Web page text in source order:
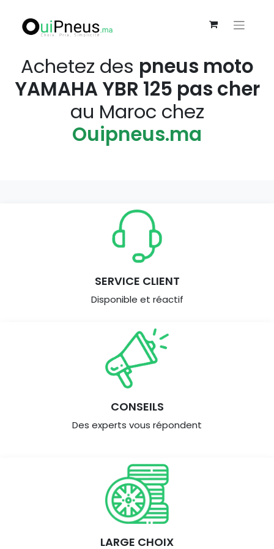
Achetez des pneus moto
YAMAHA YBR 125 pas cher
au Maroc chez
Ouipneus.ma
SERVICE CLIENT
Disponible et réactif
CONSEILS
Des experts vous répondent
LARGE CHOIX